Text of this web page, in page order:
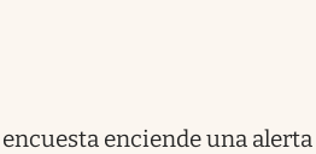
enciende una alerta